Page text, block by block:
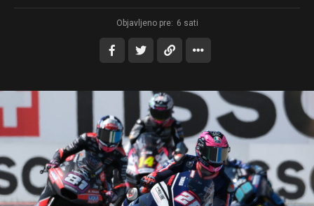
Objavljeno pre: 6 sati